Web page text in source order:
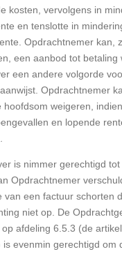
kosten, vervolgens in
en tenslotte in
Opdrachtnemer kan,
een aanbod tot betaling
een andere volgorde
Opdrachtnemer
hoofdsom weigeren,
en lopende
is nimmer gerechtigd
Opdrachtnemer
van een factuur schorten
niet op. De
afdeling 6.5.3 (de
is evenmin gerechtigd om